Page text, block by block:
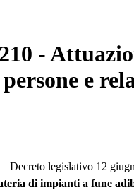
-
e
Decreto legislativo 12
di impianti a fune